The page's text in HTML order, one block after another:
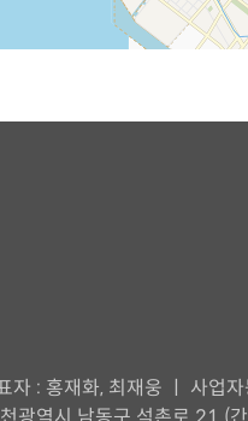
자 : 홍재화, 최재웅 ㅣ 사